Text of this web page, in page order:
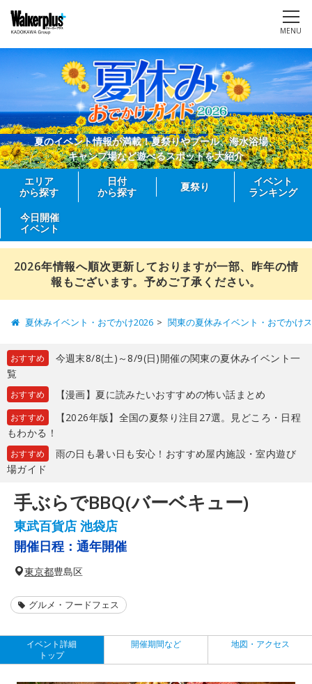
MENU
夏のイベント情報が満載！夏祭りやプール、海水浴場、
キャンプ場など遊べるスポットを大紹介
エリア
から探す
日付
から探す
夏祭り
イベント
ランキング
今日開催
イベント
2026年情報へ順次更新しておりますが一部、昨年の情
報もございます。予めご了承ください。
夏休みイベント・おでかけ2026 関東の夏休みイベント・おでかけ
おすすめ
今週末8/8(土)～8/9(日)開催の関東の夏休みイベント一
覧
おすすめ 【漫画】夏に読みたいおすすめの怖い話まとめ
おすすめ
【2026年版】全国の夏祭り注目27選。見どころ・日程
もわかる！
おすすめ
雨の日も暑い日も安心！おすすめ屋内施設・室内遊び
場ガイド
手ぶらでBBQ(バーベキュー)
東武百貨店 池袋店
開催日程： 通年開催
東京都豊島区
グルメ・フードフェス
イベント詳細
トップ
開催期間など 地図・アクセス